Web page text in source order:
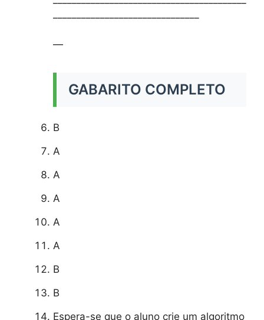
—
GABARITO COMPLETO
B
A
A
A
A
A
B
B
Espera-se que o aluno crie um algoritmo